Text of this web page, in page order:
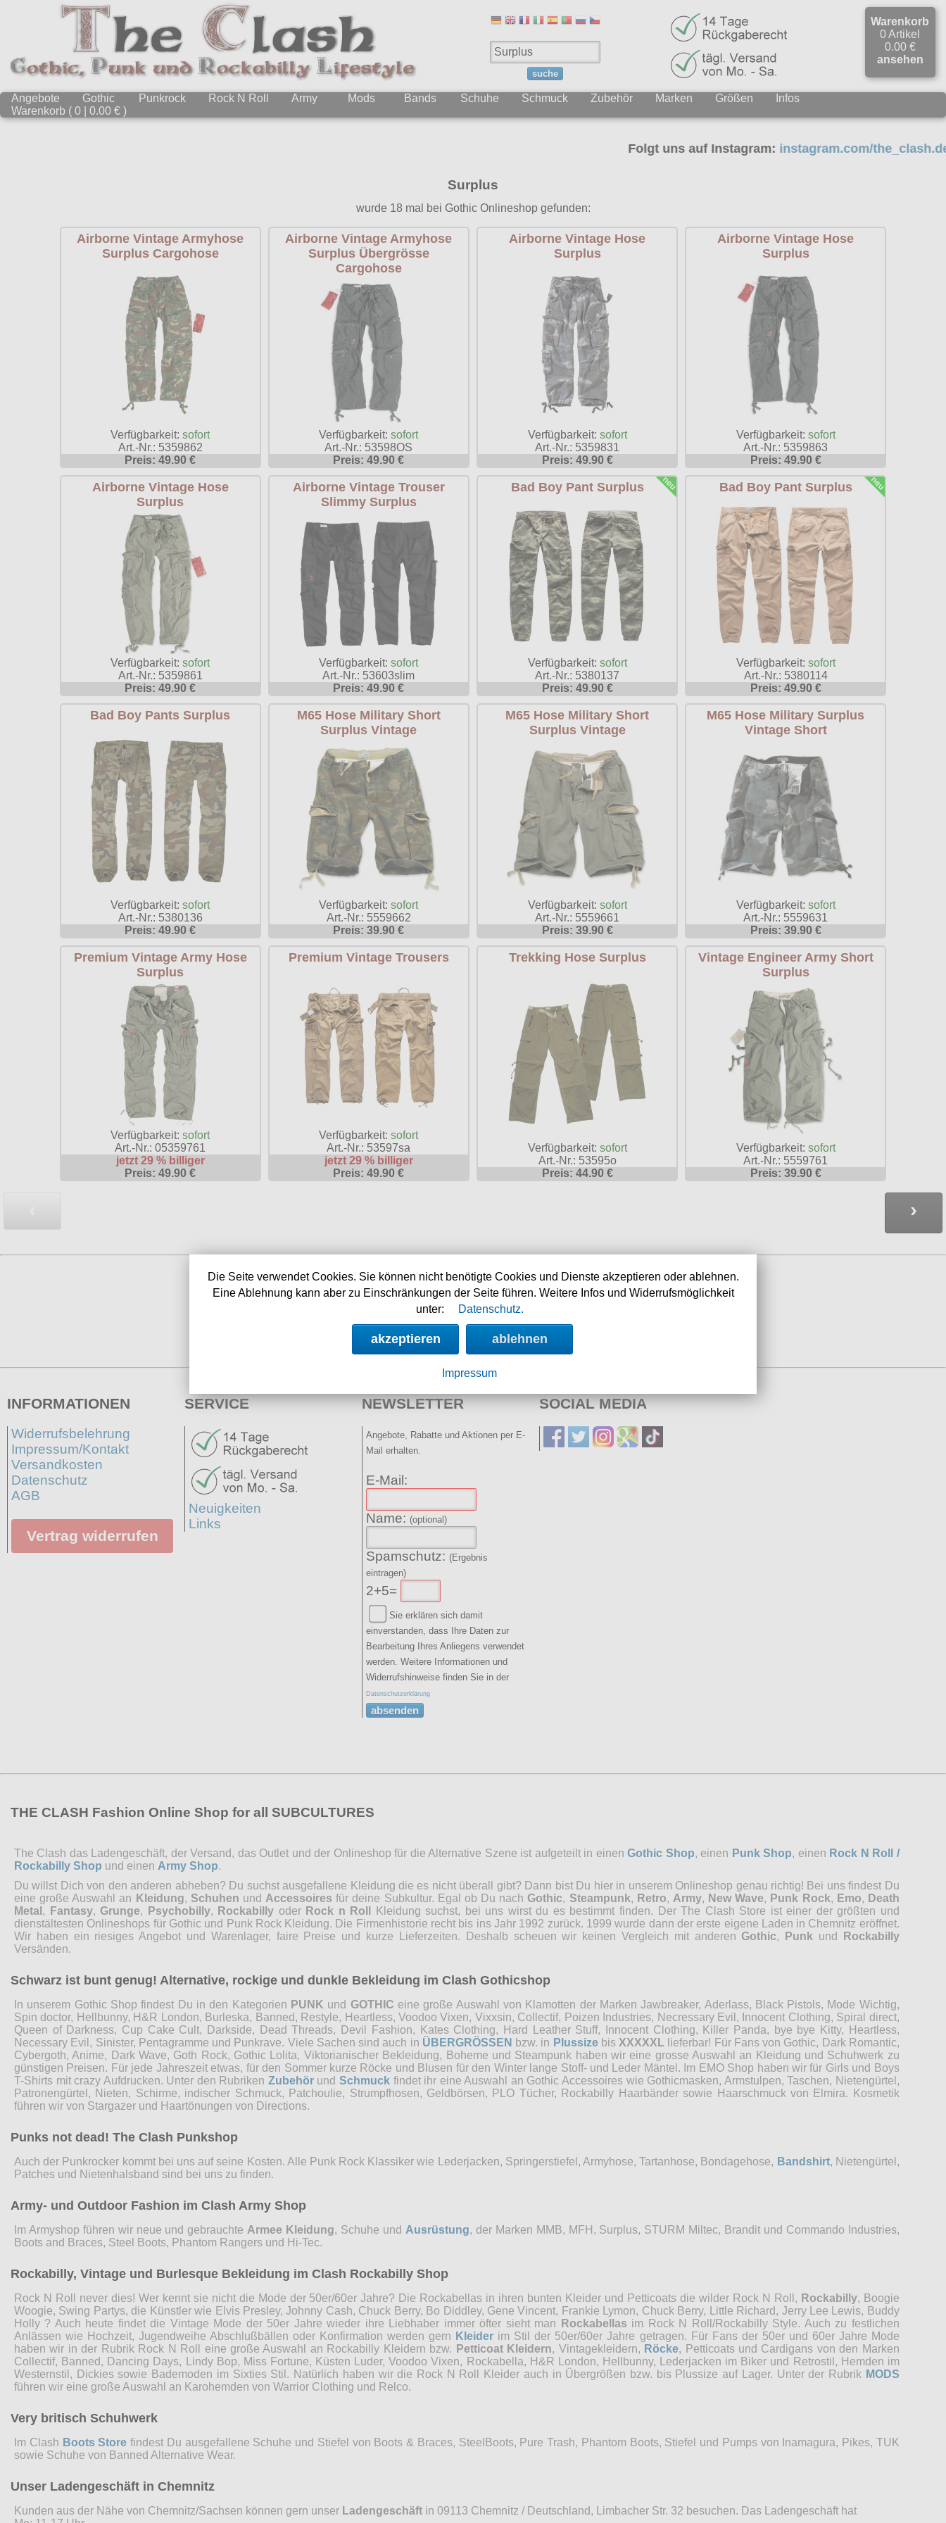
suche
Warenkorb
0 Artikel
0.00 €
ansehen
Angebote Gothic Punkrock Rock N Roll Army Mods Bands Schuhe Schmuck Zubehör Marken Größen
Infos
Warenkorb ( 0 | 0.00 € )
Folgt uns auf Instagram:instagram.com/the_clash.de
Surplus
wurde 18 mal bei Gothic Onlineshop gefunden:
Airborne Vintage Armyhose
Surplus Cargohose
Verfügbarkeit:sofort
Art.-Nr.: 5359862
Preis: 49.90 €
Airborne Vintage Armyhose
Surplus Übergrösse
Cargohose
Verfügbarkeit:sofort
Art.-Nr.: 53598OS
Preis: 49.90 €
Airborne Vintage Hose
Surplus
Verfügbarkeit: sofort
Art.-Nr.: 5359831
Preis: 49.90 €
Airborne Vintage Hose
Surplus
Verfügbarkeit: sofort
Art.-Nr.: 5359863
Preis: 49.90 €
Airborne Vintage Hose
Surplus
Verfügbarkeit:sofort
Art.-Nr.: 5359861
Preis: 49.90 €
Airborne Vintage Trouser
Slimmy Surplus
Verfügbarkeit:sofort
Art.-Nr.: 53603slim
Preis: 49.90 €
Bad Boy Pant Surplus
Verfügbarkeit: sofort
Art.-Nr.: 5380137
Preis: 49.90 €
Bad Boy Pant Surplus
Verfügbarkeit: sofort
Art.-Nr.: 5380114
Preis: 49.90 €
Bad Boy Pants Surplus
Verfügbarkeit:sofort
Art.-Nr.: 5380136
Preis: 49.90 €
M65 Hose Military Short
Surplus Vintage
Verfügbarkeit:sofort
Art.-Nr.: 5559662
Preis: 39.90 €
M65 Hose Military Short
Surplus Vintage
Verfügbarkeit: sofort
Art.-Nr.: 5559661
Preis: 39.90 €
M65 Hose Military Surplus
Vintage Short
Verfügbarkeit: sofort
Art.-Nr.: 5559631
Preis: 39.90 €
Premium Vintage Army Hose
Surplus
Verfügbarkeit:sofort
Art.-Nr.: 05359761
jetzt 29 % billiger
Preis: 49.90 €
Premium Vintage Trousers
Verfügbarkeit:sofort
Art.-Nr.: 53597sa
jetzt 29 % billiger
Preis: 49.90 €
Trekking Hose Surplus
Verfügbarkeit: sofort
Art.-Nr.: 53595o
Preis: 44.90 €
Vintage Engineer Army Short
Surplus
Verfügbarkeit: sofort
Art.-Nr.: 5559761
Preis: 39.90 €
›
Shop aktualisiert am:
07.08.2026
Nächste Auslieferung in:
16h 3m 34s
INFORMATIONEN
Widerrufsbelehrung
Impressum/Kontakt
Versandkosten
Datenschutz
AGB
Vertrag widerrufen
SERVICE
Neuigkeiten
Links
NEWSLETTER
Angebote, Rabatte und Aktionen per E-
Mail erhalten.
E-Mail:
Name: (optional)
Spamschutz: (Ergebnis
eintragen)
2+5=
Sie erklären sich damit
einverstanden, dass Ihre Daten zur
Bearbeitung Ihres Anliegens verwendet
werden. Weitere Informationen und
Widerrufshinweise finden Sie in der
Datenschutzerklärung
absenden
SOCIAL MEDIA
THE CLASH Fashion Online Shop for all SUBCULTURES
The Clash das Ladengeschäft, der Versand, das Outlet und der Onlineshop für die Alternative Szene ist aufgeteilt in einenGothic Shop, einen Punk Shop, einen Rock N Roll /
Rockabilly Shop und einen Army Shop.
Du willst Dich von den anderen abheben? Du suchst ausgefallene Kleidung die es nicht überall gibt? Dann bist Du hier in unserem Onlineshop genau richtig! Bei uns findest Du
eine große Auswahl an Kleidung, Schuhen und Accessoires für deine Subkultur. Egal ob Du nach Gothic, Steampunk, Retro, Army, New Wave, Punk Rock, Emo, Death
Metal , Fantasy, Grunge, Psychobilly, Rockabilly oder Rock n Roll
Kleidung suchst, bei uns wirst du es bestimmt finden. Der The Clash Store ist einer der größten und
dienstältesten Onlineshops für Gothic und Punk Rock Kleidung. Die Firmenhistorie recht bis ins Jahr 1992 zurück. 1999 wurde dann der erste eigene Laden in Chemnitz eröffnet.
Wir haben ein riesiges Angebot und Warenlager, faire Preise und kurze Lieferzeiten. Deshalb scheuen wir keinen Vergleich mit anderen Gothic, Punk und
Rockabilly
Versänden.
Schwarz ist bunt genug! Alternative, rockige und dunkle Bekleidung im Clash Gothicshop
In unserem Gothic Shop findest Du in den Kategorien PUNK und GOTHIC eine große Auswahl von Klamotten der Marken Jawbreaker, Aderlass, Black Pistols, Mode Wichtig,
Spin doctor, Hellbunny, H&R London, Burleska, Banned, Restyle, Heartless, Voodoo Vixen, Vixxsin, Collectif, Poizen Industries, Necressary Evil, Innocent Clothing, Spiral direct,
Queen of Darkness, Cup Cake Cult, Darkside, Dead Threads, Devil Fashion, Kates Clothing, Hard Leather Stuff, Innocent Clothing, Killer Panda, bye bye Kitty, Heartless,
Necessary Evil, Sinister, Pentagramme und Punkrave. Viele Sachen sind auch in ÜBERGRÖSSEN bzw. in Plussizebis XXXXXL lieferbar! Für Fans von Gothic, Dark Romantic,
Cybergoth, Anime, Dark Wave, Goth Rock, Gothic Lolita, Viktorianischer Bekleidung, Boheme und Steampunk haben wir eine grosse Auswahl an Kleidung und Schuhwerk zu
günstigen Preisen. Für jede Jahreszeit etwas, für den Sommer kurze Röcke und Blusen für den Winter lange Stoff- und Leder Mäntel. Im EMO Shop haben wir für Girls und Boys
T-Shirts mit crazy Aufdrucken. Unter den Rubriken ZubehörundSchmuck findet ihr eine Auswahl an Gothic Accessoires wie Gothicmasken, Armstulpen, Taschen, Nietengürtel,
Patronengürtel, Nieten, Schirme, indischer Schmuck, Patchoulie, Strumpfhosen, Geldbörsen, PLO Tücher, Rockabilly Haarbänder sowie Haarschmuck von Elmira. Kosmetik
führen wir von Stargazer und Haartönungen von Directions.
Punks not dead! The Clash Punkshop
Auch der Punkrocker kommt bei uns auf seine Kosten. Alle Punk Rock Klassiker wie Lederjacken, Springerstiefel, Armyhose, Tartanhose, Bondagehose, Bandshirt, Nietengürtel,
Patches und Nietenhalsband sind bei uns zu finden.
Army- und Outdoor Fashion im Clash Army Shop
Im Armyshop führen wir neue und gebrauchte Armee Kleidung, Schuhe und Ausrüstung, der Marken MMB, MFH, Surplus, STURM Miltec, Brandit und Commando Industries,
Boots and Braces, Steel Boots, Phantom Rangers und Hi-Tec.
Rockabilly, Vintage und Burlesque Bekleidung im Clash Rockabilly Shop
Rock N Roll never dies! Wer kennt sie nicht die Mode der 50er/60er Jahre? Die Rockabellas in ihren bunten Kleider und Petticoats die wilder Rock N Roll, Rockabilly, Boogie
Woogie, Swing Partys, die Künstler wie Elvis Presley, Johnny Cash, Chuck Berry, Bo Diddley, Gene Vincent, Frankie Lymon, Chuck Berry, Little Richard, Jerry Lee Lewis, Buddy
Holly ? Auch heute findet die Vintage Mode der 50er Jahre wieder ihre Liebhaber immer öfter sieht man
Rockabellas im Rock N Roll/Rockabilly Style. Auch zu festlichen
Anlässen wie Hochzeit, Jugendweihe Abschlußbällen oder Konfirmation werden gern Kleider im Stil der 50er/60er Jahre getragen. Für Fans der 50er und 60er Jahre Mode
haben wir in der Rubrik Rock N Roll eine große Auswahl an Rockabilly Kleidern bzw. Petticoat Kleidern, Vintagekleidern, Röcke, Petticoats und Cardigans von den Marken
Collectif, Banned, Dancing Days, Lindy Bop, Miss Fortune, Küsten Luder, Voodoo Vixen, Rockabella, H&R London, Hellbunny, Lederjacken im Biker und Retrostil, Hemden im
Westernstil, Dickies sowie Bademoden im Sixties Stil. Natürlich haben wir die Rock N Roll Kleider auch in Übergrößen bzw. bis Plussize auf Lager. Unter der Rubrik MODS
führen wir eine große Auswahl an Karohemden von Warrior Clothing und Relco.
Very britisch Schuhwerk
Im Clash Boots Store findest Du ausgefallene Schuhe und Stiefel von Boots & Braces, SteelBoots, Pure Trash, Phantom Boots, Stiefel und Pumps von Inamagura, Pikes, TUK
sowie Schuhe von Banned Alternative Wear.
Unser Ladengeschäft in Chemnitz
Kunden aus der Nähe von Chemnitz/Sachsen können gern unser Ladengeschäft in 09113 Chemnitz / Deutschland, Limbacher Str. 32 besuchen. Das Ladengeschäft hat
Die Seite verwendet Cookies. Sie können nicht benötigte Cookies und Dienste akzeptieren oder ablehnen.
Eine Ablehnung kann aber zu Einschränkungen der Seite führen. Weitere Infos und Widerrufsmöglichkeit
unter:
Datenschutz.
akzeptieren ablehnen
Impressum